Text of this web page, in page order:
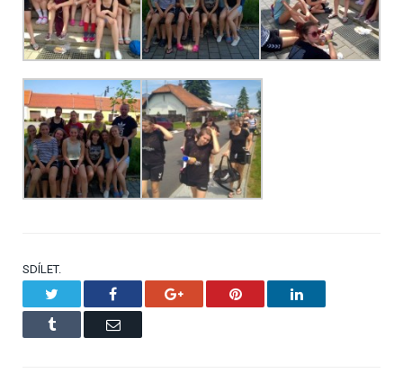
SDÍLET.
Facebook Google+ Pinterest LinkedIn
Tumblr Email